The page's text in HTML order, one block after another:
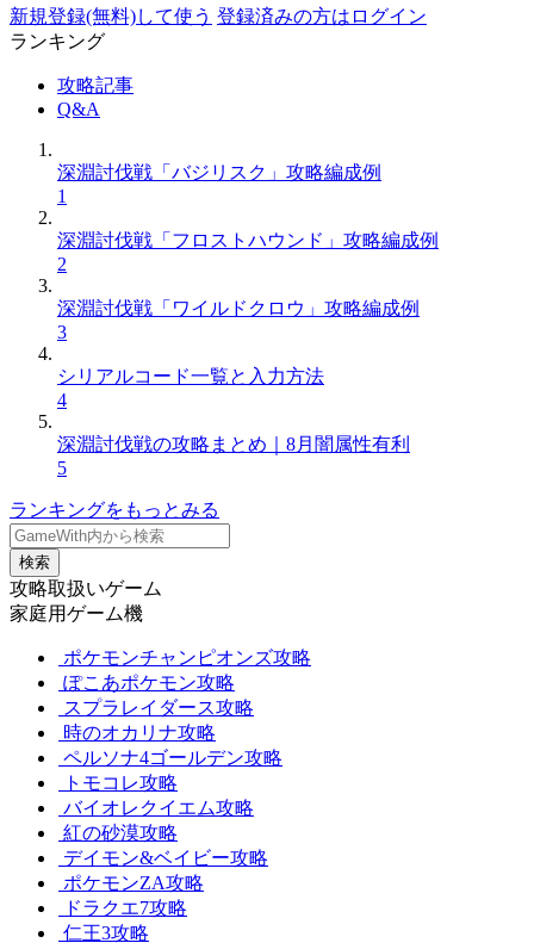
新規登録(無料)して使う 登録済みの方はログイン
ランキング
攻略記事
Q&A
深淵討伐戦「バジリスク」攻略編成例
1
深淵討伐戦「フロストハウンド」攻略編成例
2
深淵討伐戦「ワイルドクロウ」攻略編成例
3
シリアルコード一覧と入力方法
4
深淵討伐戦の攻略まとめ｜8月闇属性有利
5
ランキングをもっとみる
検索
攻略取扱いゲーム
家庭用ゲーム機
ポケモンチャンピオンズ攻略
ぽこあポケモン攻略
スプラレイダース攻略
時のオカリナ攻略
ペルソナ4ゴールデン攻略
トモコレ攻略
バイオレクイエム攻略
紅の砂漠攻略
デイモン&ベイビー攻略
ポケモンZA攻略
ドラクエ7攻略
仁王3攻略